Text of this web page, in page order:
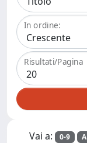
In ordine:
Risultati/Pagina
Vai a: 0-9 A